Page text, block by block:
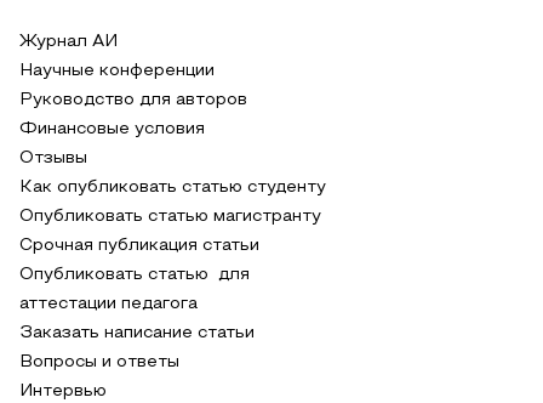
Журнал АИ
Научные конференции
Руководство для авторов
Финансовые условия
Отзывы
Как опубликовать статью студенту
Опубликовать статью магистранту
Срочная публикация статьи
Опубликовать статью для
аттестации педагога
Заказать написание статьи
Вопросы и ответы
Интервью